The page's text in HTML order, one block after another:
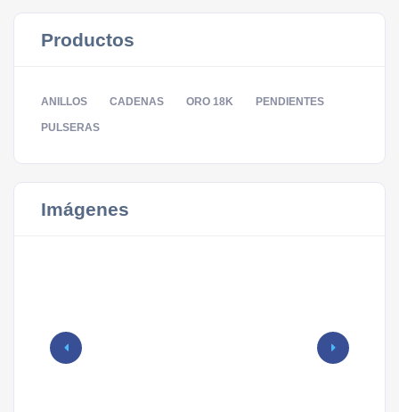
Productos
ANILLOS CADENAS ORO 18K PENDIENTES
PULSERAS
Imágenes